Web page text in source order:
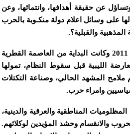
عن حقيقة أهدافها، وانتمائها، وعن
على وسائل اعلام دولة منكـوبة بالحرب
المذهبية والقبلية؟.
لقد بدأت سيطرة دول الخليج على الاعلام الليبي منذ الإطاحة بالنظام السابق في العام 2011 وكانت البداية من العاصمة القطرية
أول فضائية ليبية تمثل المعارضة الليبية قبل سقوط النظام، تمولها
المشهد الحالي، وصناعة التكتلات
وامراء حرب.
المناطقية والعرقية والدينية،
والانقسام وحشد المؤيدين لوكلائهم.